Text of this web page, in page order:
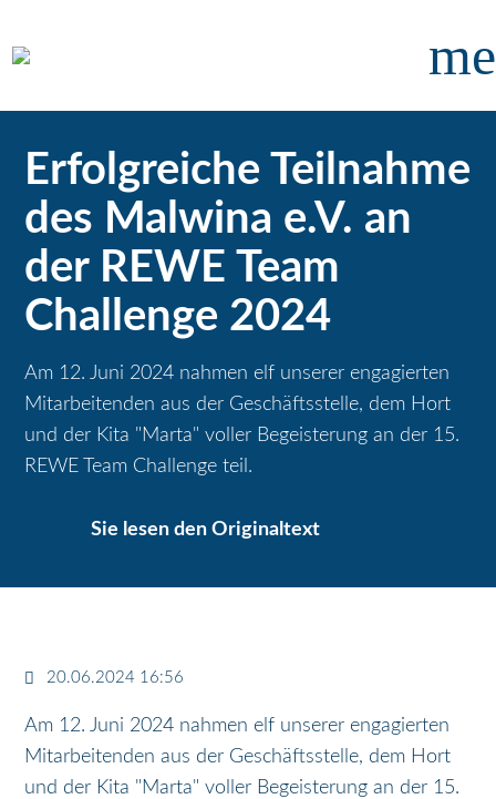
Erfolgreiche Teilnahme
des Malwina e.V. an
der REWE Team
Challenge 2024
Am 12. Juni 2024 nahmen elf unserer engagierten
Mitarbeitenden aus der Geschäftsstelle, dem Hort
und der Kita "Marta" voller Begeisterung an der 15.
REWE Team Challenge teil.
Sie lesen den Originaltext
20.06.2024 16:56
Am 12. Juni 2024 nahmen elf unserer engagierten
Mitarbeitenden aus der Geschäftsstelle, dem Hort
und der Kita "Marta" voller Begeisterung an der 15.